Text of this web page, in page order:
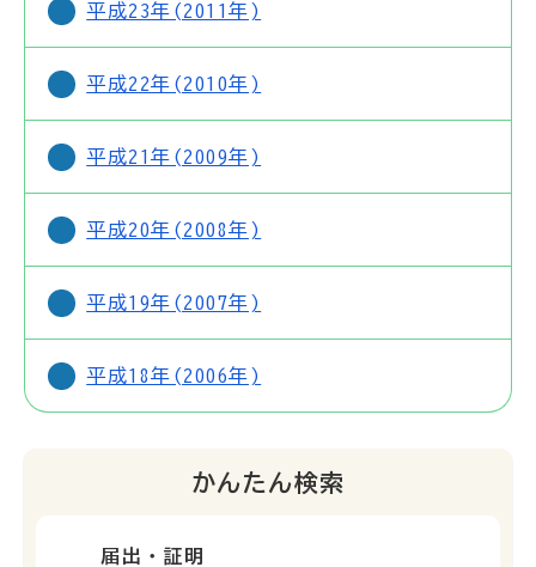
平成23年(2011年)
平成22年(2010年)
平成21年(2009年)
平成20年(2008年)
平成19年(2007年)
平成18年(2006年)
かんたん検索
届出・証明